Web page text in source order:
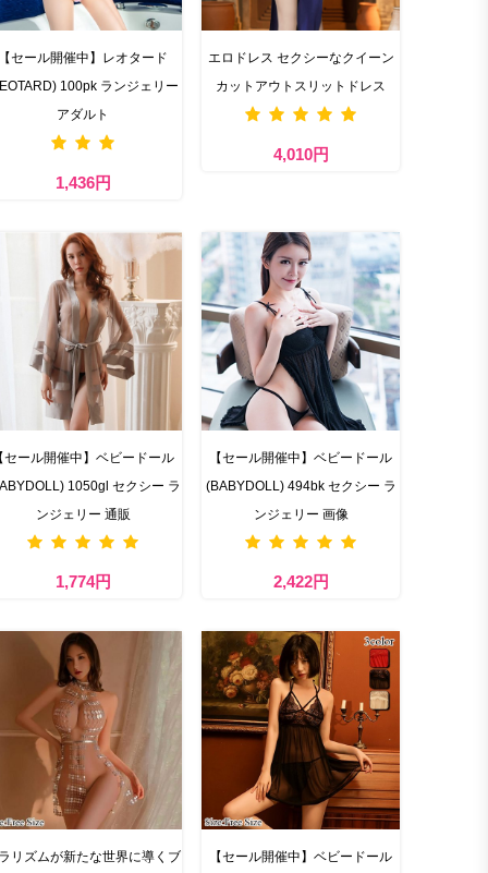
【セール開催中】レオタード
100pk ランジェリー
アダルト
1,436円
エロドレス セクシーなクイーン
カットアウトスリットドレス
4,010円
【セール開催中】ベビードール
1050gl セクシー ラ
ンジェリー 通販
1,774円
【セール開催中】ベビードール
(BABYDOLL) 494bk セクシー ラ
ンジェリー 画像
2,422円
リズムが新たな世界に導くブ 【セール開催中】ベビードール